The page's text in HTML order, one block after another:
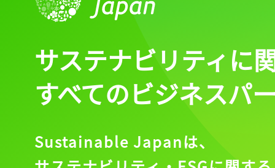
サステナビリティに
すべてのビジネスパ
Sustainable Japanは、